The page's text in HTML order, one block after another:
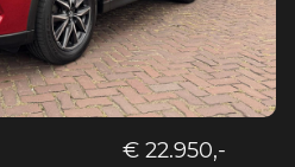
€ 22.950,-